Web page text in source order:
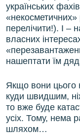
українських
перелічити!). І –
власних
нашептати їм
Якщо вони цього
куди швидшим,
то вже буде
усіх. Тому, нема
шляхом…